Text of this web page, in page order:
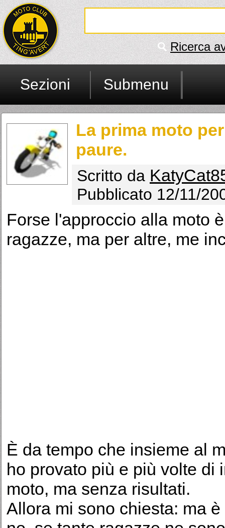
Ricerca
Sezioni Submenu
La prima moto
paure.
Scritto da
Pubblicato 12/11/
Forse l'approccio alla moto
ragazze, ma per altre, me
È da tempo che insieme al
ho provato più e più volte di
moto, ma senza risultati.
Allora mi sono chiesta: ma